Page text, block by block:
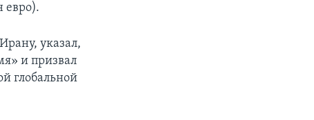
евро).
указал,
и призвал
глобальной